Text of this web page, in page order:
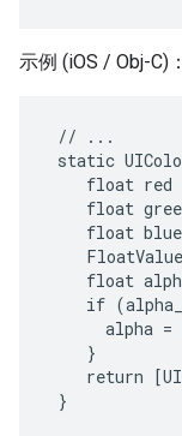
示例 (iOS / Obj-C)：
// ...
static
float red
float
float
float
if
alpha =
    }
return
}